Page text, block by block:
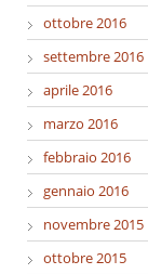
ottobre 2016
settembre 2016
aprile 2016
marzo 2016
febbraio 2016
gennaio 2016
novembre 2015
ottobre 2015